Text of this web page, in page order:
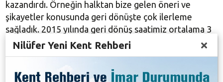
kazandırdı. Örneğin halktan bize gelen öneri ve
şikayetler konusunda geri dönüşte çok ilerleme
sağladık. 2015 yılında geri dönüş saatimiz ortalama 3
buçuk saate indi. Aslında hedefimiz 16 saatti, biz bunu
üç buçuk saate çektik” dedi.
‘Bu sistemi tüm kamu uygulamalı’
Nilüfer Yeni Kent Rehberi